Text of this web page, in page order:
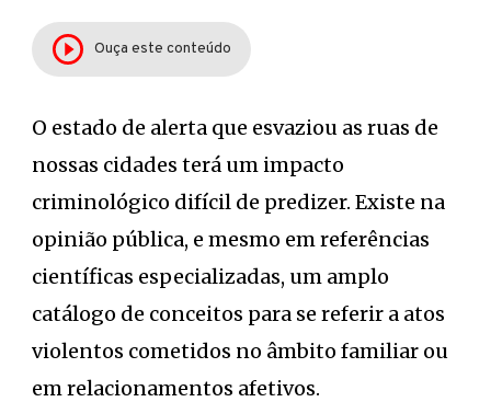
Ouça este conteúdo
O estado de alerta que esvaziou as ruas de
nossas cidades terá um impacto
criminológico difícil de predizer. Existe na
opinião pública, e mesmo em referências
científicas especializadas, um amplo
catálogo de conceitos para se referir a atos
violentos cometidos no âmbito familiar ou
em relacionamentos afetivos.